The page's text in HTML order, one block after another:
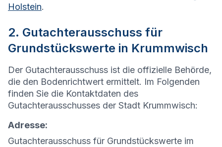
Holstein.
2. Gutachterausschuss für
Grundstückswerte in Krummwisch
Der Gutachterausschuss ist die offizielle Behörde,
die den Bodenrichtwert ermittelt. Im Folgenden
finden Sie die Kontaktdaten des
Gutachterausschusses der Stadt Krummwisch:
Adresse:
Gutachterausschuss für Grundstückswerte im